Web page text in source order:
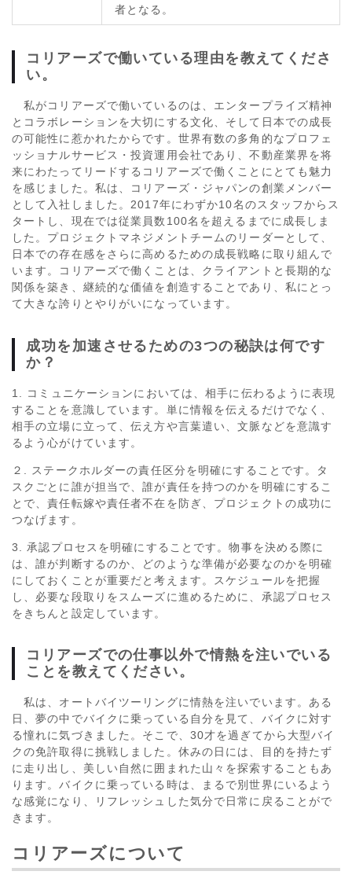
者となる。
コリアーズで働いている理由を教えてくださ
い。
私がコリアーズで働いているのは、エンタープライズ精神
とコラボレーションを大切にする文化、そして日本での成長
の可能性に惹かれたからです。世界有数の多角的なプロフェ
ッショナルサービス・投資運用会社であり、不動産業界を将
来にわたってリードするコリアーズで働くことにとても魅力
を感じました。私は、コリアーズ・ジャパンの創業メンバー
として入社しました。2017年にわずか10名のスタッフからス
タートし、現在では従業員数100名を超えるまでに成長しま
した。プロジェクトマネジメントチームのリーダーとして、
日本での存在感をさらに高めるための成長戦略に取り組んで
います。コリアーズで働くことは、クライアントと長期的な
関係を築き、継続的な価値を創造することであり、私にとっ
て大きな誇りとやりがいになっています。
成功を加速させるための3つの秘訣は何です
か？
1. コミュニケーションにおいては、相手に伝わるように表現
することを意識しています。単に情報を伝えるだけでなく、
相手の立場に立って、伝え方や言葉遣い、文脈などを意識す
るよう心がけています。
２. ステークホルダーの責任区分を明確にすることです。タ
スクごとに誰が担当で、誰が責任を持つのかを明確にするこ
とで、責任転嫁や責任者不在を防ぎ、プロジェクトの成功に
つなげます。
3. 承認プロセスを明確にすることです。物事を決める際に
は、誰が判断するのか、どのような準備が必要なのかを明確
にしておくことが重要だと考えます。スケジュールを把握
し、必要な段取りをスムーズに進めるために、承認プロセス
をきちんと設定しています。
コリアーズでの仕事以外で情熱を注いでいる
ことを教えてください。
私は、オートバイツーリングに情熱を注いでいます。ある
日、夢の中でバイクに乗っている自分を見て、バイクに対す
る憧れに気づきました。そこで、30才を過ぎてから大型バイ
クの免許取得に挑戦しました。休みの日には、目的を持たず
に走り出し、美しい自然に囲まれた山々を探索することもあ
ります。バイクに乗っている時は、まるで別世界にいるよう
な感覚になり、リフレッシュした気分で日常に戻ることがで
きます。
コリアーズについて